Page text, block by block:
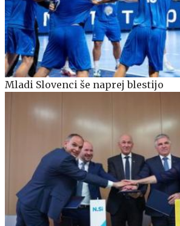
Mladi Slovenci še naprej blestijo